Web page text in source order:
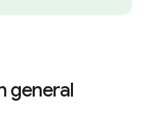
general